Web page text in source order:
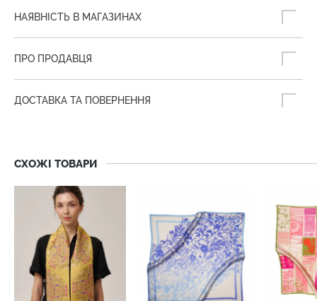
НАЯВНІСТЬ В МАГАЗИНАХ
ПРО ПРОДАВЦЯ
ДОСТАВКА ТА ПОВЕРНЕННЯ
СХОЖІ ТОВАРИ